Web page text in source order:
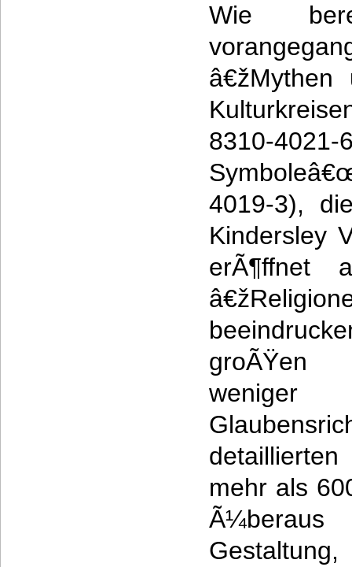
Wie
8310-4021-
4019-3),
Kindersley
erÃ¶ffnet
groÃŸen
mehr als
Ã¼beraus